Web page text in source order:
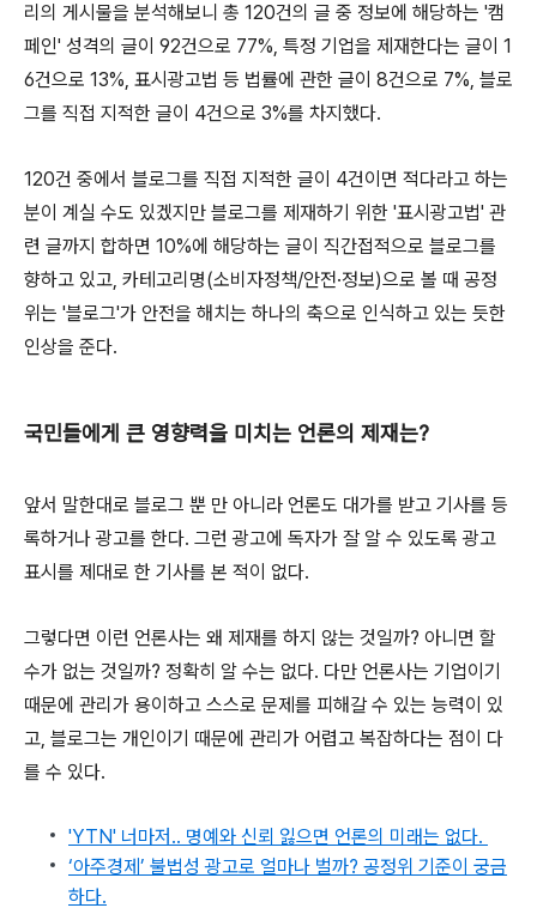
리의 게시물을 분석해보니 총 120건의 글 중 정보에 해당하는 '캠
페인' 성격의 글이 92건으로 77%, 특정 기업을 제재한다는 글이 1
6건으로 13%, 표시광고법 등 법률에 관한 글이 8건으로 7%, 블로
그를 직접 지적한 글이 4건으로 3%를 차지했다.
120건 중에서 블로그를 직접 지적한 글이 4건이면 적다라고 하는
분이 계실 수도 있겠지만 블로그를 제재하기 위한 '표시광고법' 관
련 글까지 합하면 10%에 해당하는 글이 직간접적으로 블로그를
향하고 있고, 카테고리명(소비자정책/안전·정보)으로 볼 때 공정
위는 '블로그'가 안전을 해치는 하나의 축으로 인식하고 있는 듯한
인상을 준다.
국민들에게 큰 영향력을 미치는 언론의 제재는?
앞서 말한대로 블로그 뿐 만 아니라 언론도 대가를 받고 기사를 등
록하거나 광고를 한다. 그런 광고에 독자가 잘 알 수 있도록 광고
표시를 제대로 한 기사를 본 적이 없다.
그렇다면 이런 언론사는 왜 제재를 하지 않는 것일까? 아니면 할
수가 없는 것일까? 정확히 알 수는 없다. 다만 언론사는 기업이기
때문에 관리가 용이하고 스스로 문제를 피해갈 수 있는 능력이 있
고, 블로그는 개인이기 때문에 관리가 어렵고 복잡하다는 점이 다
를 수 있다.
'YTN' 너마저.. 명예와 신뢰 잃으면 언론의 미래는 없다.
‘아주경제’ 불법성 광고로 얼마나 벌까? 공정위 기준이 궁금
하다.